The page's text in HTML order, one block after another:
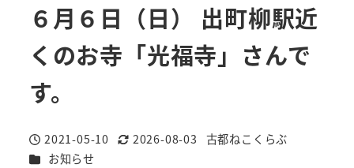
６月６日（日） 出町柳駅近
くのお寺「光福寺」さんで
す。
投稿日
2021-05-10
更新日
2026-08-03
著
古都ねこくらぶ
カテゴリー
お知らせ